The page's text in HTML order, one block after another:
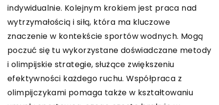
indywidualnie. Kolejnym krokiem jest praca nad
wytrzymałością i siłą, która ma kluczowe
znaczenie w kontekście sportów wodnych. Mogą
poczuć się tu wykorzystane doświadczane metody
i olimpijskie strategie, służące zwiększeniu
efektywności każdego ruchu. Współpraca z
olimpijczykami pomaga także w kształtowaniu